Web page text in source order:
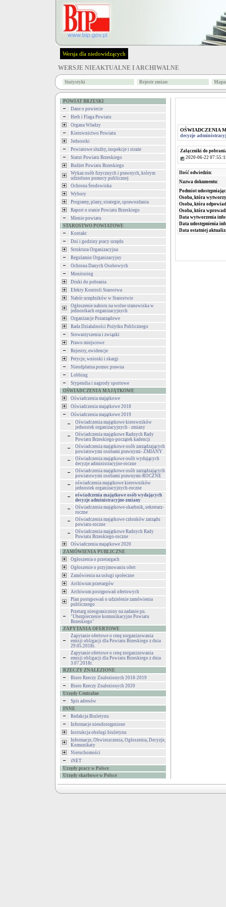
Wersja dla niedowidzących
WERSJE NIEAKTUALNE I ARCHIWALNE
Statystyki Rejestr zmian
POWIAT BRZESKI
Dane o powiecie
Herb i Flaga Powiatu
Organa Władzy
Kierownictwo Powiatu
Jednostki
Powiatowe służby, inspekcje i straże
Statut Powiatu Brzeskiego
Budżet Powiatu Brzeskiego
Wykaz osób fizycznych i prawnych, którym
udzielono pomocy publicznej
Ochrona Środowiska
Wybory
Programy, plany, strategie, sprawozdania
Raport o stanie Powiatu Brzeskiego
Mienie powiatu
STAROSTWO POWIATOWE
Kontakt
Dni i godziny pracy urzędu
Struktura Organizacyjna
Regulamin Organizacyjny
Ochrona Danych Osobowych
Monitoring
Druki do pobrania
Efekty Kontroli Starostwa
Nabór urzędników w Starostwie
Ogłoszenie naboru na wolne stanowiska w
jednostkach organizacyjnych
Organizacje Pozarządowe
Rada Działalności Pożytku Publicznego
Stowarzyszenia i związki
Prawo miejscowe
Rejestry, ewidencje
Petycje, wnioski i skargi
Nieodpłatna pomoc prawna
Lobbing
Stypendia i nagrody sportowe
OŚWIADCZENIA MAJĄTKOWE
Oświadczenia majątkowe
Oświadczenia majątkowe 2018
Oświadczenia majątkowe 2019
Oświadczenia majątkowe kierowników
jednostek organizacyjnych - zmiany
Oświadczenia majątkowe Radnych Rady
Powiatu Brzeskiego-początek kadencji
Oświadczenia majątkowe osób zarządzających
powiatowymi osobami prawnymi- ZMIANY
Oświadczenia majątkowe osób wydających
decyzje administracyjne-roczne
Oświadczenia majątkowe osób zarządzających
powiatowymi osobami prawnymi-ROCZNE
oświadczenia majątkowe kierowników
jednostek organizacyjnych-roczne
oświadczenia majątkowe osób wydających
decyzje administracyjne-zmiany
Oświadczenia majątkowe-skarbnik, sekretarz-
roczne
Oświadczenia majątkowe członków zarządu
powiatu-roczne
Oświadczenia majątkowe Radnych Rady
Powiatu Brzeskiego-roczne
Oświadczenia majątkowe 2020
ZAMÓWIENIA PUBLICZNE
Ogłoszenia o przetargach
Ogłoszenie o przyjmowaniu ofert
Zamówienia na usługi społeczne
Archiwum przetargów
Archiwum postępowań ofertowych
Plan postępowań o udzielenie zamówienia
publicznego
Przetarg nieograniczony na zadanie pn.
"Ubezpieczenie komunikacyjne Powiatu
Brzeskiego"
ZAPYTANIA OFERTOWE
Zapytanie ofertowe o cenę zorganizowania
emisji obligacji dla Powiatu Brzeskiego z dnia
29.05.2018r.
Zapytanie ofertowe o cenę zorganizowania
emisji obligacji dla Powiatu Brzeskiego z dnia
3.07.2018r.
RZECZY ZNALEZIONE
Biuro Rzeczy Znalezionych 2018-2019
Biuro Rzeczy Znalezionych 2020
Urzędy Centralne
Spis adresów
INNE
Redakcja Biuletynu
Informacje nieudostępnione
Instrukcja obsługi biuletynu
Informacje, Obwieszczenia, Ogłoszenia, Decyzje,
Komunikaty
Nieruchomości
iNET
Urzędy pracy w Polsce
Urzędy skarbowe w Polsce
OŚWIADCZENIA
decyzje
Załączniki do
2020-06-22
Ilość odwiedzin:
Nazwa dokumentu:
Podmiot
Osoba, która
Osoba, która
Osoba, która
Data wytworzenia
Data udostępnienia
Data ostatniej